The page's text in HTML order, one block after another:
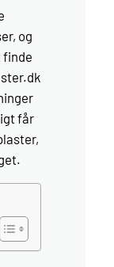
og
får